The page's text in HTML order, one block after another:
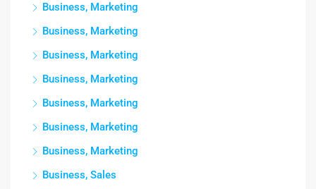
Business, Marketing
Business, Marketing
Business, Marketing
Business, Marketing
Business, Marketing
Business, Marketing
Business, Marketing
Business, Sales